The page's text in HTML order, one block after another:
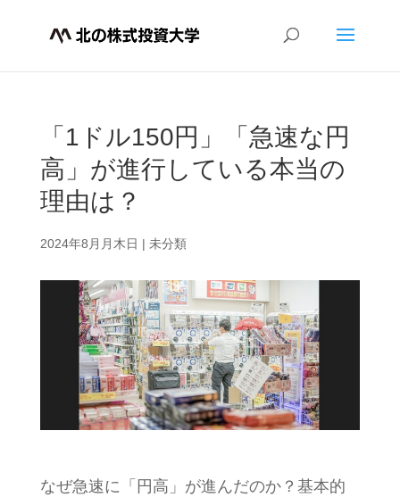
「1ドル150円」「急速な円
高」が進行している本当の
理由は？
2024年8月月木日 | 未分類
なぜ急速に「円高」が進んだのか？基本的